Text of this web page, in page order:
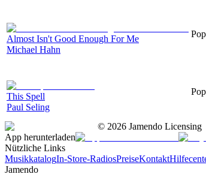
Almost Isn't Good Enough For Me
Michael Hahn
This Spell
Paul Seling
© 2026 Jamendo Licensing
App herunterladen
Nützliche Links
MusikkatalogIn-Store-RadiosPreiseKontakt
Jamendo